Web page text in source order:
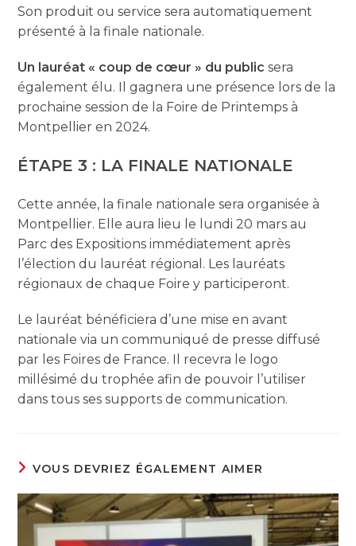
Son produit ou service sera automatiquement
présenté à la finale nationale.
Un lauréat « coup de cœur » du public sera
également élu. Il gagnera une présence lors de la
prochaine session de la Foire de Printemps à
Montpellier en 2024.
ÉTAPE 3 : LA FINALE NATIONALE
Cette année, la finale nationale sera organisée à
Montpellier. Elle aura lieu le lundi 20 mars au
Parc des Expositions immédiatement après
l’élection du lauréat régional. Les lauréats
régionaux de chaque Foire y participeront.
Le lauréat bénéficiera d’une mise en avant
nationale via un communiqué de presse diffusé
par les Foires de France. Il recevra le logo
millésimé du trophée afin de pouvoir l’utiliser
dans tous ses supports de communication.
VOUS DEVRIEZ ÉGALEMENT AIMER